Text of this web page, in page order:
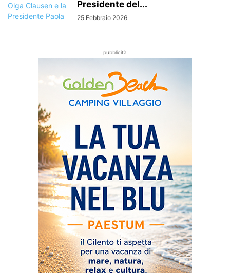
Presidente del...
25 Febbraio 2026
pubblicità